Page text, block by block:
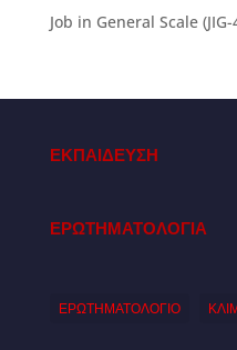
Job in General Scale (JIG-
ΕΚΠΑΙΔΕΥΣΗ
ΕΡΩΤΗΜΑΤΟΛΟΓΙΑ
ΕΡΩΤΗΜΑΤΟΛΟΓΙΟ